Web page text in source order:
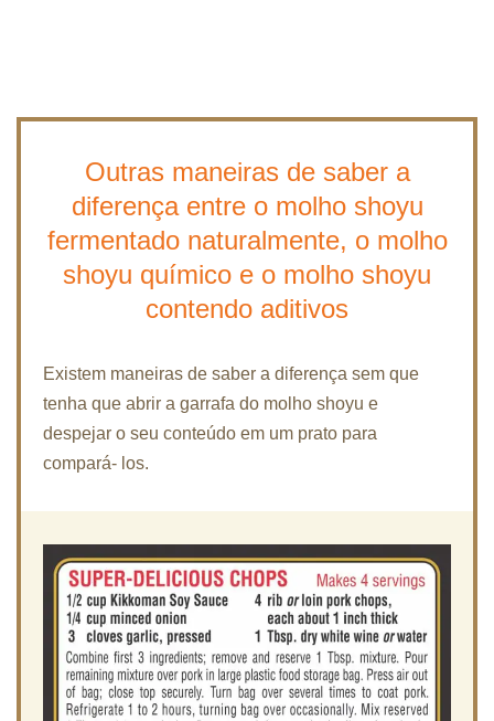
Outras maneiras de saber a
diferença entre o molho shoyu
fermentado naturalmente, o molho
shoyu químico e o molho shoyu
contendo aditivos
Existem maneiras de saber a diferença sem que
tenha que abrir a garrafa do molho shoyu e
despejar o seu conteúdo em um prato para
compará- los.